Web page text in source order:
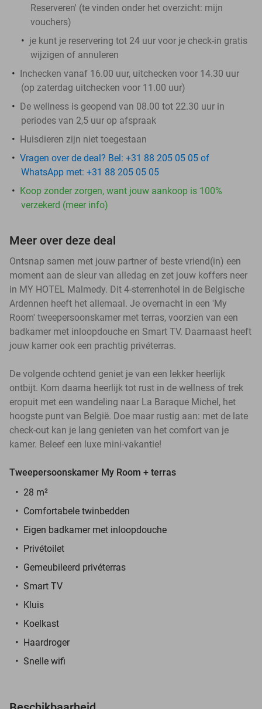
Reserveren' (te vinden onder het overzicht: mijn
vouchers)
je kunt je reservering tot 24 uur voor je check-in gratis
wijzigen of annuleren
Inchecken vanaf 16.00 uur, uitchecken voor 14.30 uur
(op zaterdag uitchecken voor 11.00 uur)
De wellness is geopend van 08.00 tot 22.30 uur in
periodes van 2,5 uur op afspraak
Huisdieren zijn niet toegestaan
Vragen over de deal? Bel: +31 88 205 05 05 of
WhatsApp met: +31 88 205 05 05
Koop zonder zorgen, want jouw aankoop is 100%
verzekerd (meer info)
Meer over deze deal
Ontsnap samen met jouw partner of beste vriend(in) een
moment aan de sleur van alledag en zet jouw koffers neer
in MY HOTEL Malmedy. Dit 4-sterrenhotel in de Belgische
Ardennen heeft het allemaal. Je overnacht in een 'My
Room' tweepersoonskamer met terras, voorzien van een
badkamer met inloopdouche en Smart TV. Daarnaast heeft
jouw kamer ook een prachtig privéterras.
De volgende ochtend geniet je van een lekker heerlijk
ontbijt. Kom daarna heerlijk tot rust in de wellness of trek
eropuit met een wandeling naar La Baraque Michel, het
hoogste punt van België. Doe maar rustig aan: met de late
check-out kan je lang genieten van het comfort van je
kamer. Beleef een luxe mini-vakantie!
Tweepersoonskamer My Room + terras
28 m²
Comfortabele twinbedden
Eigen badkamer met inloopdouche
Privétoilet
Gemeubileerd privéterras
Smart TV
Kluis
Koelkast
Haardroger
Snelle wifi